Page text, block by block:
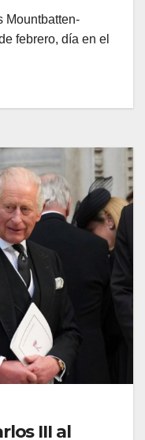
Mountbatten-
febrero, día en el
III al